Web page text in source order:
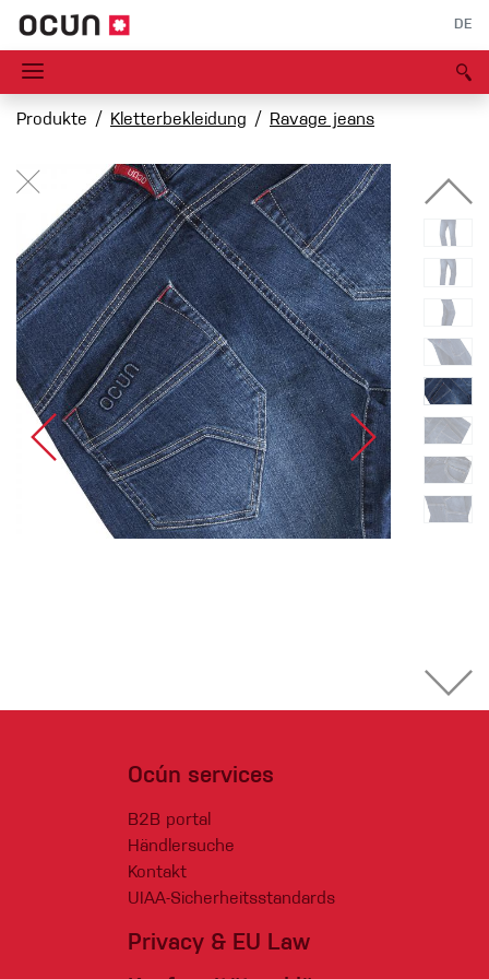
DE
Produkte Kletterbekleidung Ravage jeans
Ocún services
B2B portal
Händlersuche
Kontakt
UIAA-Sicherheitsstandards
Privacy & EU Law